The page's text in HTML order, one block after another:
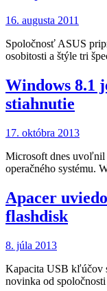
16. augusta 2011
Spoločnosť ASUS
osobitosti a štýle tri
Windows 8.1
stiahnutie
17. októbra 2013
Microsoft dnes uvoľnil
operačného systému.
Apacer
flashdisk
8. júla 2013
Kapacita USB kľúčov
novinka od